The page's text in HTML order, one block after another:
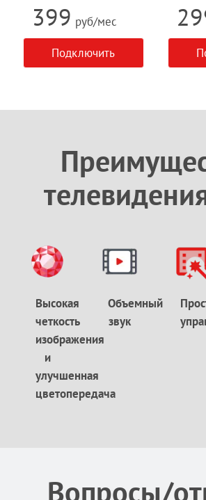
399 руб/мес
Подключить
Высокая
четкость
изображения
и
улучшенная
цветопередача
Объемный
звук
Вопросы/